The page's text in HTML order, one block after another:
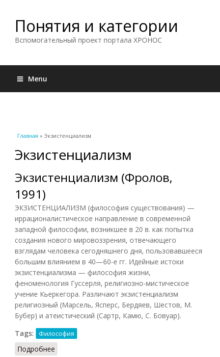
Понятия и категории
Вспомогательный проект портала ХРОНОС
Menu
Вы здесь
Главная » Экзистенциализм
Экзистенциализм
Экзистенциализм (Фролов,
1991)
ЭКЗИСТЕНЦИАЛИЗМ (философия существования) —
иррационалистическое направление в современной
западной философии, возникшее в 20 в. как попытка
создания нового мировоззрения, отвечающего
взглядам человека сегодняшнего дня, пользовавшееся
большим влиянием в 40—60-е гг. Идейные истоки
экзистенциализма — философия жизни,
феноменология Гуссерля, религиозно-мистическое
учение Кьеркегора. Различают экзистенциализм
религиозный (Марсель, Ясперс, Бердяев, Шестов, М.
Бубер) и атеистический (Сартр, Камю, С. Бовуар).
Tags:
Философия
Подробнее